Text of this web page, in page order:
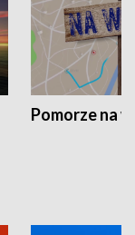
Pomorze na